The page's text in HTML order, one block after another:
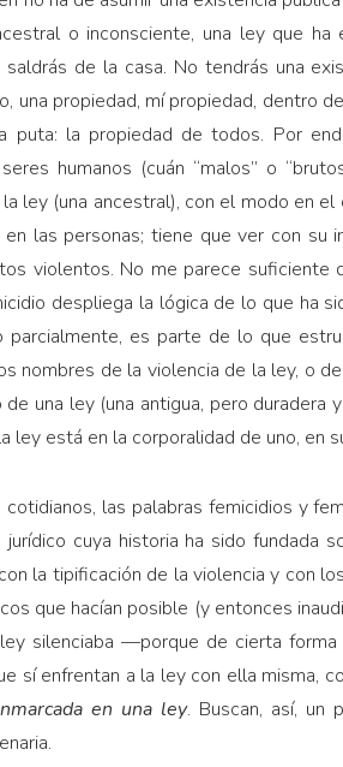
o inconsciente, una ley que
saldrás de la casa. No tendrás una
una propiedad, mí propiedad, dentro
puta: la propiedad de todos. Por
humanos (cuán “malos” o
ley (una ancestral), con el modo en
en las personas; tiene que ver con su
violentos. No me parece suficiente
despliega la lógica de lo que ha
parcialmente, es parte de lo que
nombres de la violencia de la ley, o
una ley (una antigua, pero duradera
ley está en la corporalidad de uno, en
las palabras femicidios y
jurídico cuya historia ha sido fundada
la tipificación de la violencia y con
que hacían posible (y entonces
silenciaba —porque de cierta
sí enfrentan a la ley con ella misma,
en una ley. Buscan, así,